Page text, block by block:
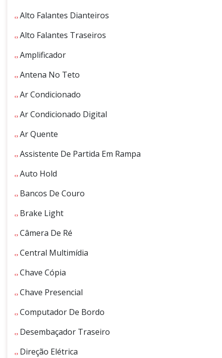
Alto Falantes Dianteiros
Alto Falantes Traseiros
Amplificador
Antena No Teto
Ar Condicionado
Ar Condicionado Digital
Ar Quente
Assistente De Partida Em Rampa
Auto Hold
Bancos De Couro
Brake Light
Câmera De Ré
Central Multimídia
Chave Cópia
Chave Presencial
Computador De Bordo
Desembaçador Traseiro
Direção Elétrica